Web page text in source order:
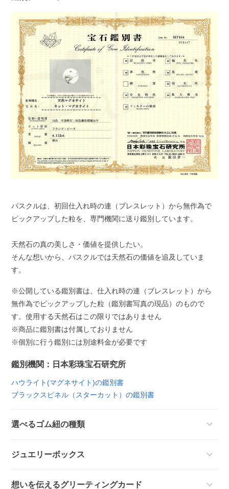
パスクルは、初回仕入れ時の連（ブレスレット）から無作為で
ピックアップした粒を、専門機関に送り鑑別しています。
天然石の真の美しさ・価値を提供したい。
そんな想いから、パスクルでは天然石の価値を追及していま
す。
※公開している鑑別書は、仕入れ時の連（ブレスレット）から
無作為でピックアップした粒（鑑別書写真の現品）のもので
す。使用する天然石はこの限りではありません
※商品に鑑別書は付属しておりません
※個別に行う鑑別には別途料金が必要です
鑑別機関：日本彩珠宝石研究所
ハウライト(マグネサイト)の鑑別書
ブラックスピネル（スターカット）の鑑別書
選べるゴム紐の種類
ジュエリーボックス
想いを伝えるグリーティングカード